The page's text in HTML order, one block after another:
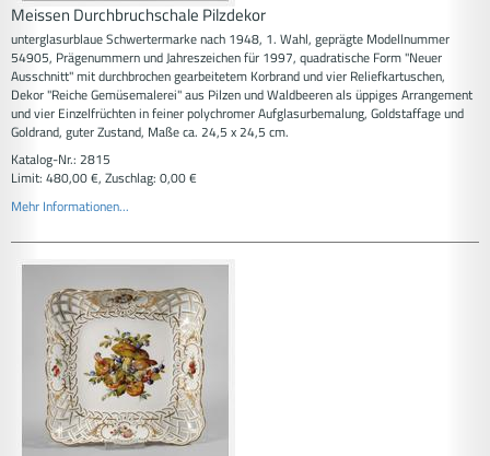
Meissen Durchbruchschale Pilzdekor
unterglasurblaue Schwertermarke nach 1948, 1. Wahl, geprägte Modellnummer
54905, Prägenummern und Jahreszeichen für 1997, quadratische Form "Neuer
Ausschnitt" mit durchbrochen gearbeitetem Korbrand und vier Reliefkartuschen,
Dekor "Reiche Gemüsemalerei" aus Pilzen und Waldbeeren als üppiges Arrangement
und vier Einzelfrüchten in feiner polychromer Aufglasurbemalung, Goldstaffage und
Goldrand, guter Zustand, Maße ca. 24,5 x 24,5 cm.
Katalog-Nr.: 2815
Limit: 480,00 €, Zuschlag: 0,00 €
Mehr Informationen...